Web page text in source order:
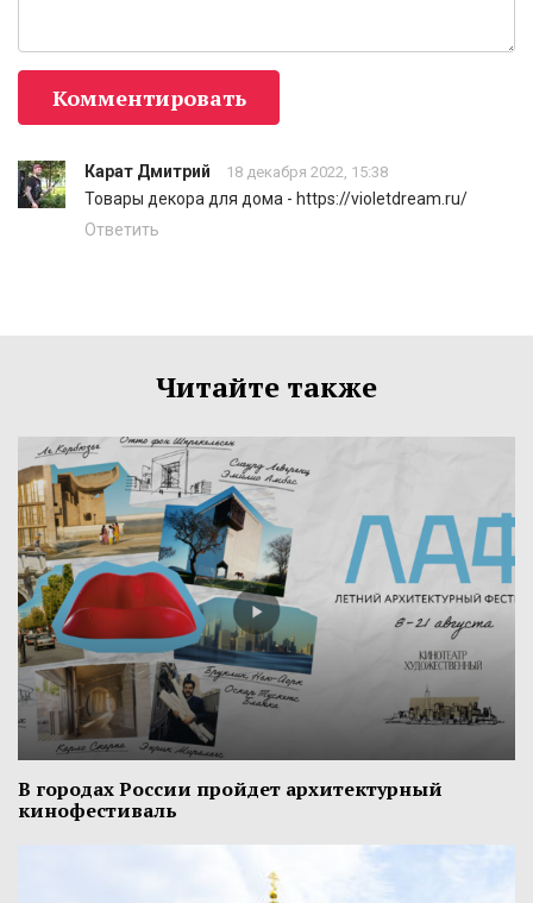
Комментировать
Карат Дмитрий 18 декабря 2022, 15:38
Товары декора для дома - https://violetdream.ru/
Ответить
Читайте также
В городах России пройдет архитектурный
кинофестиваль